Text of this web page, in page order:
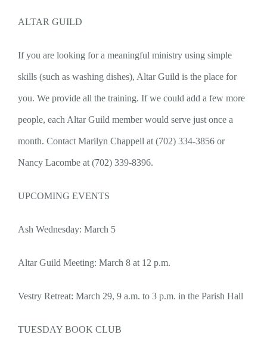
ALTAR GUILD
If you are looking for a meaningful ministry using simple
skills (such as washing dishes), Altar Guild is the place for
you. We provide all the training. If we could add a few more
people, each Altar Guild member would serve just once a
month. Contact Marilyn Chappell at (702) 334-3856 or
Nancy Lacombe at (702) 339-8396.
UPCOMING EVENTS
Ash Wednesday: March 5
Altar Guild Meeting: March 8 at 12 p.m.
Vestry Retreat: March 29, 9 a.m. to 3 p.m. in the Parish Hall
TUESDAY BOOK CLUB